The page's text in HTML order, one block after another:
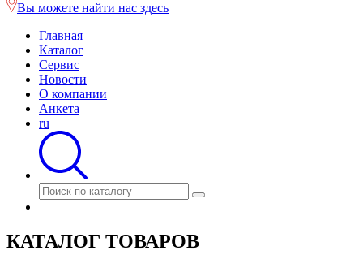
Вы можете найти нас здесь
Главная
Каталог
Сервис
Новости
О компании
Анкета
ru
КАТАЛОГ ТОВАРОВ